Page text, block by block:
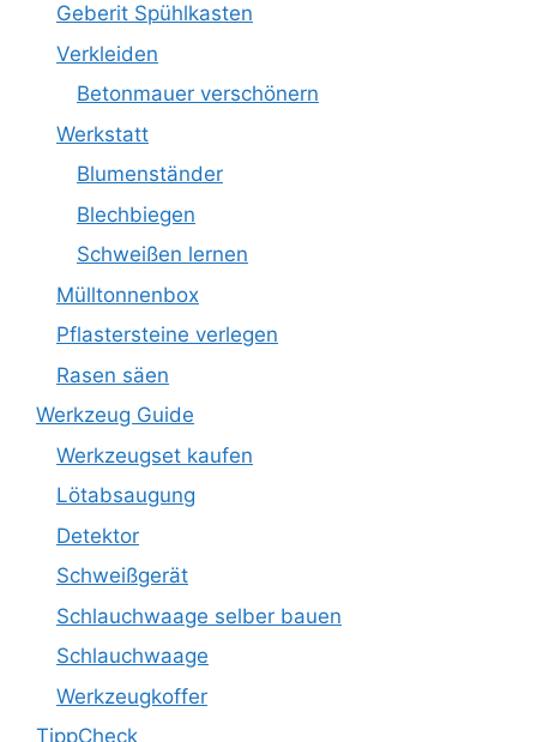
Geberit Spühlkasten
Verkleiden
Betonmauer verschönern
Werkstatt
Blumenständer
Blechbiegen
Schweißen lernen
Mülltonnenbox
Pflastersteine verlegen
Rasen säen
Werkzeug Guide
Werkzeugset kaufen
Lötabsaugung
Detektor
Schweißgerät
Schlauchwaage selber bauen
Schlauchwaage
Werkzeugkoffer
TippCheck